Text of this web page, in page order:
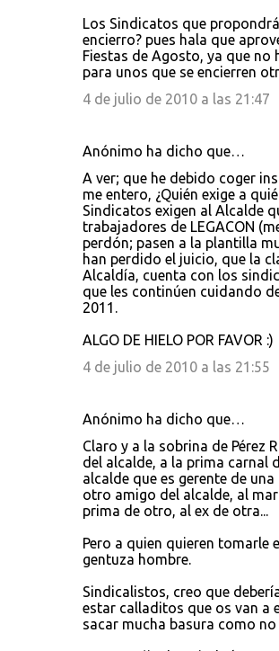
Los Sindicatos que
encierro? pues hala que
Fiestas de Agosto, ya que no
para unos que se encierren
4 de julio de 2010 a las 21:47
Anónimo ha dicho que…
A ver; que he debido coger
me entero, ¿Quién exige a
Sindicatos exigen al Alcalde
trabajadores de LEGACON
perdón; pasen a la plantilla
han perdido el juicio, que la
Alcaldía, cuenta con los
que les continúen cuidando
2011.
ALGO DE HIELO POR FAVOR :)
4 de julio de 2010 a las 21:55
Anónimo ha dicho que…
Claro y a la sobrina de Pérez
del alcalde, a la prima carnal
alcalde que es gerente de
otro amigo del alcalde, al
prima de otro, al ex de otra...
Pero a quien quieren tomarle
gentuza hombre.
Sindicalistos, creo que
estar calladitos que os van a
sacar mucha basura como no